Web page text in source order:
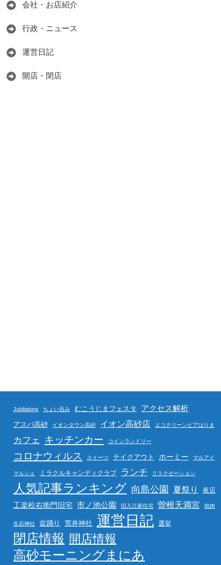
会社・お店紹介
行政・ニュース
運営日記
開店・閉店
Jubilations ちょい呑み むこうじまフェスタ アクセス解析
アスパ高砂 イオンタウン高砂 イオン高砂店 エコクリーンピアはりま
カフェ キッチンカー コインランドリー
コロナウィルス スイーツ テイクアウト ホーミー マルアイ
マルシェ ミラクルキャンディクラブ ランチ リラクゼーション
人気記事ランキング 向島公園 夏祭り 夜店
工楽松右衛門旧宅 市ノ池公園 旧入江家住宅 曽根天満宮 焼肉
生石神社 盆踊り 荒井神社 運営日記 選挙
閉店情報 開店情報
高砂モーニングまにあ